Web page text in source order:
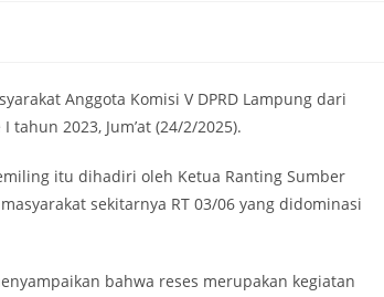
Anggota Komisi V DPRD Lampung dari
tahun 2023, Jum’at (24/2/2025).
itu dihadiri oleh Ketua Ranting Sumber
sekitarnya RT 03/06 yang didominasi
bahwa reses merupakan kegiatan